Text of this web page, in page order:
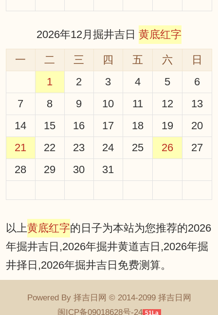
2026年12月掘井吉日 黄底红字
一 二 三 四 五 六
日
1
2 3 4 5
6
7
8 9 10 11 12
13
14
15 16 17 18 19
20
21
22 23 24 25 26
27
28
29 30 31
以上黄底红字的日子为本站为您推荐的2026
年掘井吉日,2026年掘井黄道吉日,2026年掘
井择日,2026年掘井吉日免费测算。
Powered By 择吉日网 © 2014-2099 择吉日网
闽ICP备09018628号-24 51La